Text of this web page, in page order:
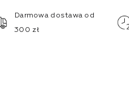
Darmowa dostawa od
300 zł